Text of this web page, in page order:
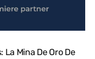
La Mina De Oro De